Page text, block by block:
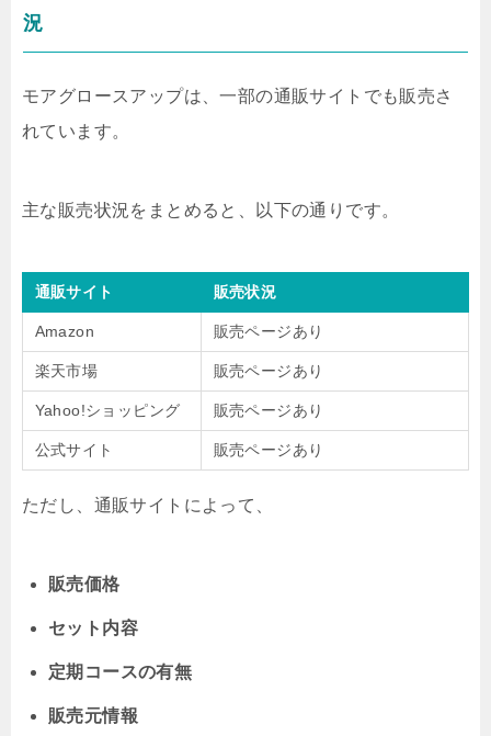
況
モアグロースアップは、一部の通販サイトでも販売さ
れています。
主な販売状況をまとめると、以下の通りです。
通販サイト 販売状況
Amazon 販売ページあり
楽天市場 販売ページあり
Yahoo!ショッピング 販売ページあり
公式サイト 販売ページあり
ただし、通販サイトによって、
販売価格
セット内容
定期コースの有無
販売元情報